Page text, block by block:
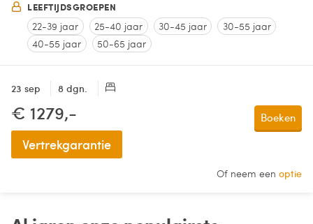
LEEFTIJDSGROEPEN
22-39 jaar 25-40 jaar 30-45 jaar
30-55 jaar
40-55 jaar
50-65 jaar
23 sep 8 dgn.
€ 1279,-
Vertrekgarantie
Boeken
Of neem een optie